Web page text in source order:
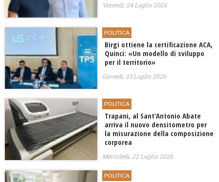
Venerdì, 24 Luglio 2026
POLITICA
Birgi ottiene la certificazione ACA,
Quinci: «Un modello di sviluppo
per il territorio»
Giovedì, 23 Luglio 2026
POLITICA
Trapani, al Sant’Antonio Abate
arriva il nuovo densitometro per
la misurazione della composizione
corporea
Mercoledì, 22 Luglio 2026
POLITICA